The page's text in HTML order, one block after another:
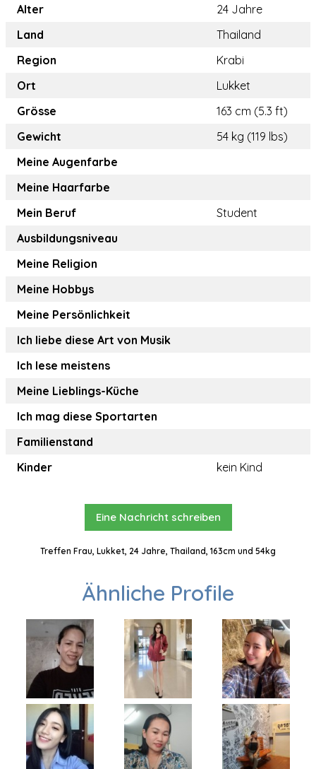
Alter
24 Jahre
Land
Thailand
Region
Krabi
Ort
Lukket
Grösse
163 cm (5.3 ft)
Gewicht
54 kg (119 lbs)
Meine Augenfarbe
Meine Haarfarbe
Mein Beruf
Student
Ausbildungsniveau
Meine Religion
Meine Hobbys
Meine Persönlichkeit
Ich liebe diese Art von Musik
Ich lese meistens
Meine Lieblings-Küche
Ich mag diese Sportarten
Familienstand
Kinder
kein Kind
Eine Nachricht schreiben
Treffen Frau, Lukket, 24 Jahre, Thailand, 163cm und 54kg
Ähnliche Profile